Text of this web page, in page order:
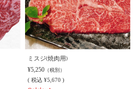
ミスジ(焼肉用)
¥5,250（税別）
( 税込 ¥5,670 )